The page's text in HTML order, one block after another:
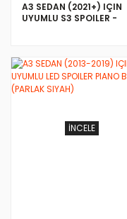
A3 SEDAN (2021+) IÇIN
UYUMLU S3 SPOILER -
İNCELE